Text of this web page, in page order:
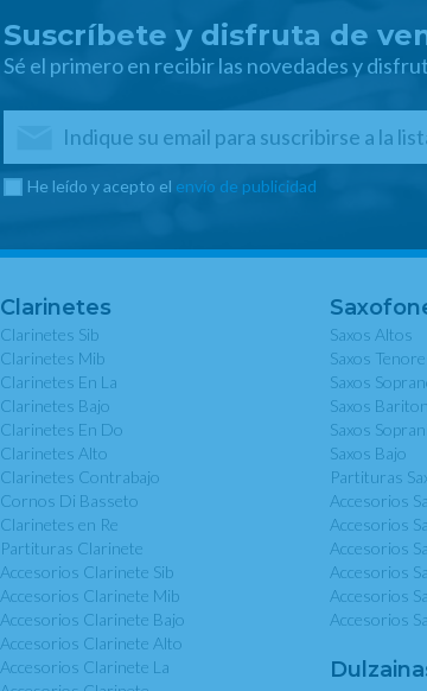
Suscríbete y disfruta de
Sé el primero en recibir las novedades y
He leído y acepto el envío de publicidad
Clarinetes
Clarinetes Sib
Clarinetes Mib
Clarinetes En La
Clarinetes Bajo
Clarinetes En Do
Clarinetes Alto
Clarinetes Contrabajo
Cornos Di Basseto
Clarinetes en Re
Partituras Clarinete
Accesorios Clarinete Sib
Accesorios Clarinete Mib
Accesorios Clarinete Bajo
Accesorios Clarinete Alto
Accesorios Clarinete La
Saxos Altos
Saxos
Saxos
Saxos
Saxos
Saxos Bajo
Partituras
Accesorios
Accesorios
Accesorios
Accesorios
Accesorios
Accesorios